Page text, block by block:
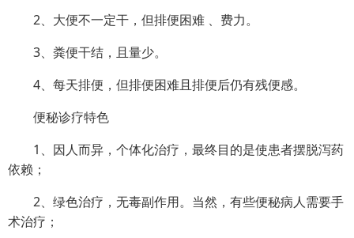
2、大便不一定干，但排便困难 、费力。
3、粪便干结，且量少。
4、每天排便，但排便困难且排便后仍有残便感。
便秘诊疗特色
1、因人而异，个体化治疗，最终目的是使患者摆脱泻药
依赖；
2、绿色治疗，无毒副作用。当然，有些便秘病人需要手
术治疗；